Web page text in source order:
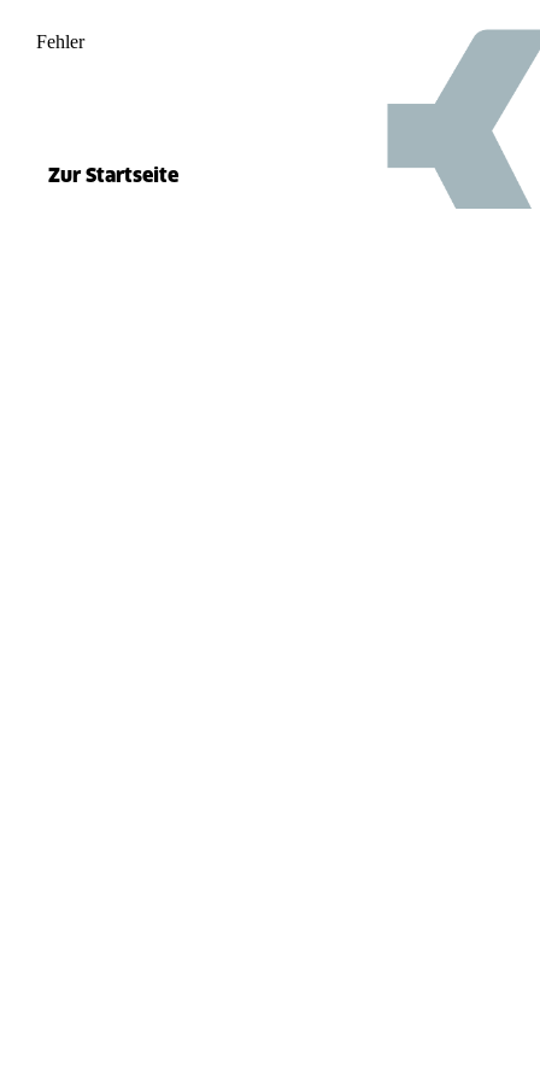
Fehler 500
Zur Startseite